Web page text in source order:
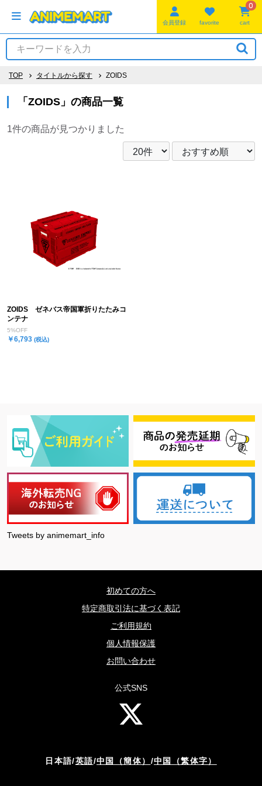
会員登録 favorite
0
cart
TOP タイトルから探す ZOIDS
「ZOIDS」の商品一覧
1件の商品が見つかりました
ZOIDS ゼネバス帝国軍折りたたみコ
ンテナ
5%OFF
￥6,793 (税込)
Tweets by animemart_info
初めての方へ
特定商取引法に基づく表記
ご利用規約
個人情報保護
お問い合わせ
公式SNS
日本語/英語/中国（簡体） /中国（繁体字）